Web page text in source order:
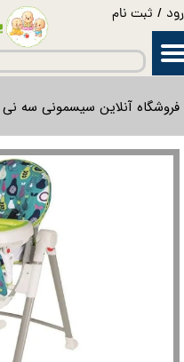
/ ثبت نام
حساب کاربری من
خروج از حساب کاربری
فروشگاه آنلاین سیسمونی سه نی